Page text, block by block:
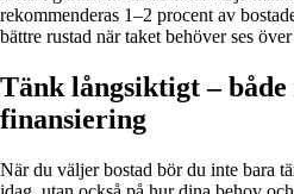
rekommenderas 1–2 procent av
bättre rustad när taket behöver ses
Tänk långsiktigt –
finansiering
När du väljer bostad bör du inte bara